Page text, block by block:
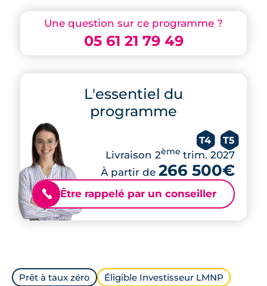
Une question sur ce programme ?
05 61 21 79 49
L'essentiel du
programme
T4 T5
Livraison 2ème trim. 2027
À partir de 266 500€
📞 Être rappelé par un conseiller
Prêt à taux zéro
Éligible Investisseur LMNP